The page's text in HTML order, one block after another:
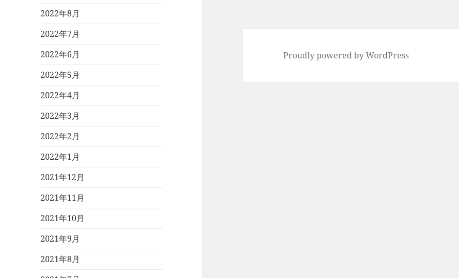
2022年8月
2022年7月
2022年6月
2022年5月
2022年4月
2022年3月
2022年2月
2022年1月
2021年12月
2021年11月
2021年10月
2021年9月
2021年8月
Proudly powered by WordPress